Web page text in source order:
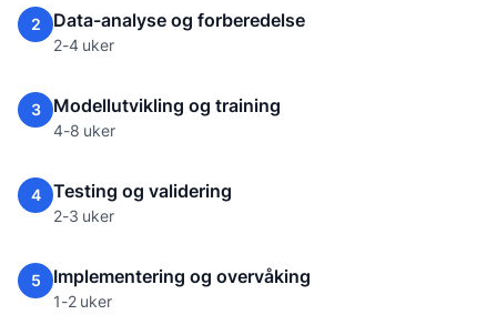
2 Data-analyse og forberedelse
2-4 uker
3 Modellutvikling og training
4-8 uker
4 Testing og validering
2-3 uker
5 Implementering og overvåking
1-2 uker